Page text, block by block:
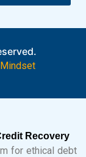
Mindset
Recovery
for ethical debt